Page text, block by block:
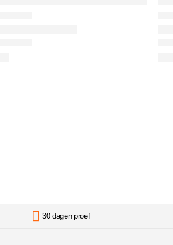
30 dagen proef